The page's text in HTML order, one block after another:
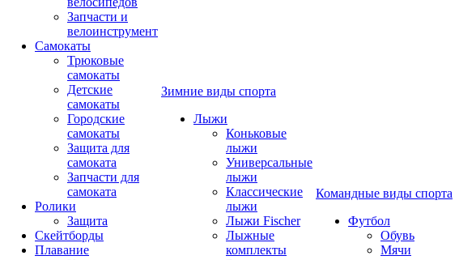
Запчасти и
велоинструмент
Самокаты
Трюковые
самокаты
Детские
самокаты
Городские
самокаты
Защита для
самоката
Запчасти для
самоката
Ролики
Защита
Скейтборды
Плавание
Зимние виды спорта
Лыжи
Коньковые
лыжи
Универсальные
лыжи
Классические
лыжи
Лыжи Fischer
Лыжные
комплекты
Командные виды спорта
Футбол
Обувь
Мячи